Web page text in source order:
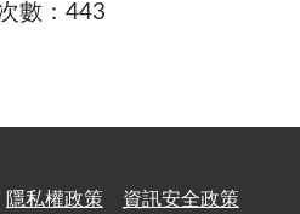
數：443
隱私權政策 資訊安全政策